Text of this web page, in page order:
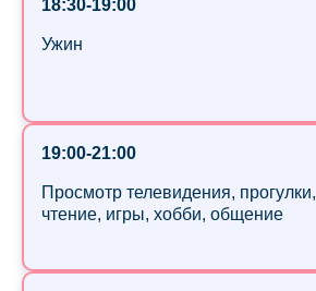
18:30-19:00
Ужин
19:00-21:00
Просмотр телевидения, прогулки,
чтение, игры, хобби, общение